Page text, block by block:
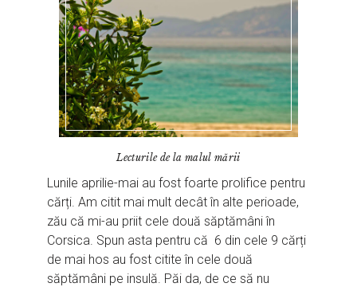
Lecturile de la malul mării
Lunile aprilie-mai au fost foarte prolifice pentru
cărți. Am citit mai mult decât în alte perioade,
zău că mi-au priit cele două săptămâni în
Corsica. Spun asta pentru că 6 din cele 9 cărți
de mai hos au fost citite în cele două
săptămâni pe insulă. Păi da, de ce să nu